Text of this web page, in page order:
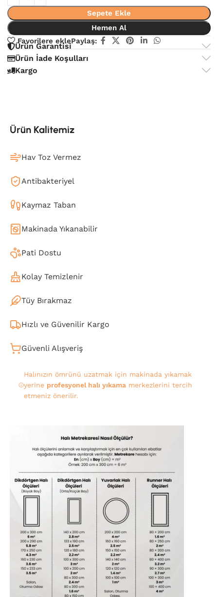
Sepete Ekle
Hemen Al
Favorilere eklePaylaş:
Ürün Garantisi
Ürün İade Koşulları
Kargo
Ürün Kalitemiz
Hav Toz Vermez
Antibakteriyel
Kaymaz Taban
Makinada Yıkanabilir
Pati Dostu
Kolay Temizlenir
Tüy Bırakmaz
Hızlı ve Güvenilir Kargo
Güvenli Alışveriş
Halınızın ömrünü uzatmak için makinada yıkamak
yerine profesyonel halı yıkamamerkezlerini tercih
etmeniz önerilir.